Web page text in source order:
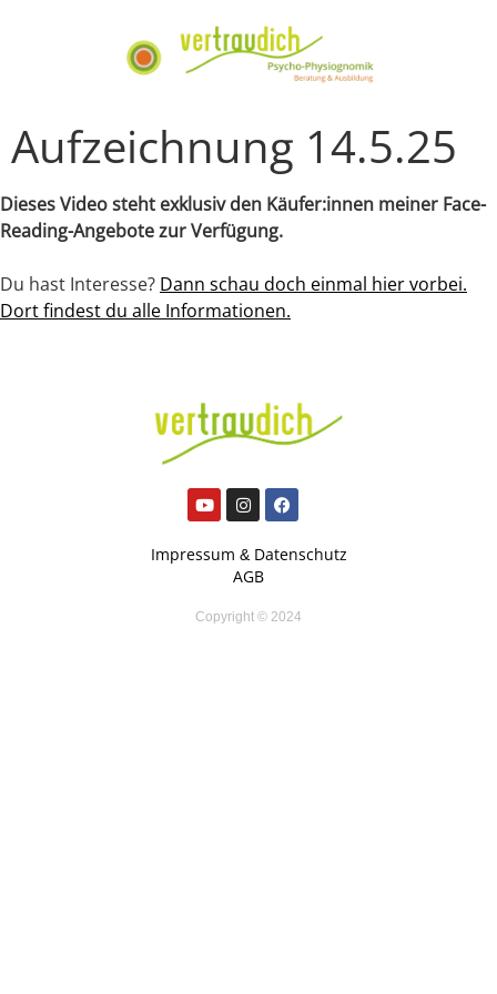
Aufzeichnung 14.5.25
Dieses Video steht exklusiv den Käufer:innen meiner Face-
Reading-Angebote zur Verfügung.
Du hast Interesse? Dann schau doch einmal hier vorbei.
Dort findest du alle Informationen.
Impressum & Datenschutz
AGB
Copyright © 2024